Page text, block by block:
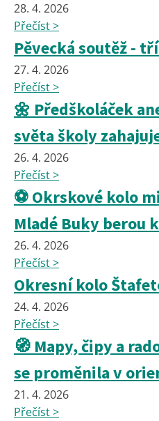
28. 4. 2026
Přečíst >
Pěvecká soutěž -
27. 4. 2026
Přečíst >
🌼 Předškoláček
světa školy
26. 4. 2026
Přečíst >
⚽ Okrskové kolo
Mladé Buky berou
26. 4. 2026
Přečíst >
Okresní kolo
24. 4. 2026
Přečíst >
🧭 Mapy, čipy a
se proměnila v
21. 4. 2026
Přečíst >